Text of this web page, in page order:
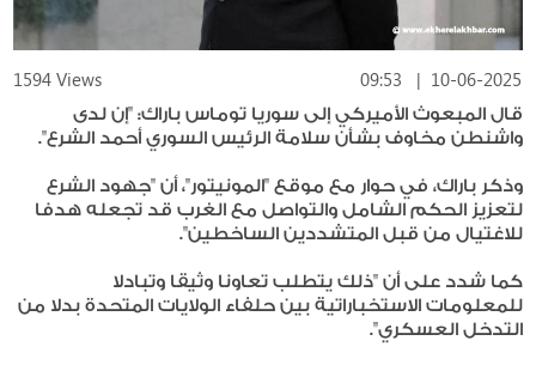
1594 Views 09:53 | 10-06-2025
قال المبعوث الأميركي إلى سوريا توماس باراك: "إن لدى
واشنطن مخاوف بشأن سلامة الرئيس السوري أحمد الشرع".
وذكر باراك، في حوار مع موقع "المونيتور"، أن "جهود الشرع
لتعزيز الحكم الشامل والتواصل مع الغرب قد تجعله هدفا
للاغتيال من قبل المتشددين الساخطين".
كما شدد على أن "ذلك يتطلب تعاونا وثيقا وتبادلا
للمعلومات الاستخباراتية بين حلفاء الولايات المتحدة بدلا من
التدخل العسكري".